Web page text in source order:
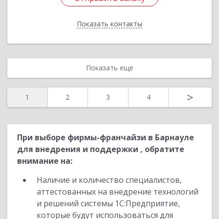
Показать контакты
Назад
Показать еще
1 2 3 4 >
При выборе фирмы-франчайзи в Барнауле
для внедрения и поддержки , обратите
внимание на:
Наличие и количество специалистов,
аттестованных на внедрение технологий
и решений системы 1С:Предприятие,
которые будут использоваться для